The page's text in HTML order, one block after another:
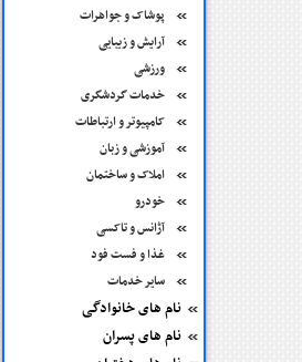
پوشاک و جواهرات
آرایش و زیبایی
ورزشی
خدمات گردشگری
کامپیوتر و ارتباطات
آموزشی و زبان
املاک و ساختمان
خودرو
آژانس و تاکسی
غذا و فست فود
سایر خدمات
نام های خانوادگی
نام های پسران